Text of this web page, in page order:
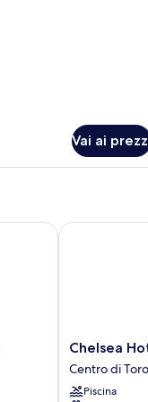
Vai ai
Chelsea
Hotel,
Toronto
Centro
Chelsea
Centro di
Piscina
Chelsea